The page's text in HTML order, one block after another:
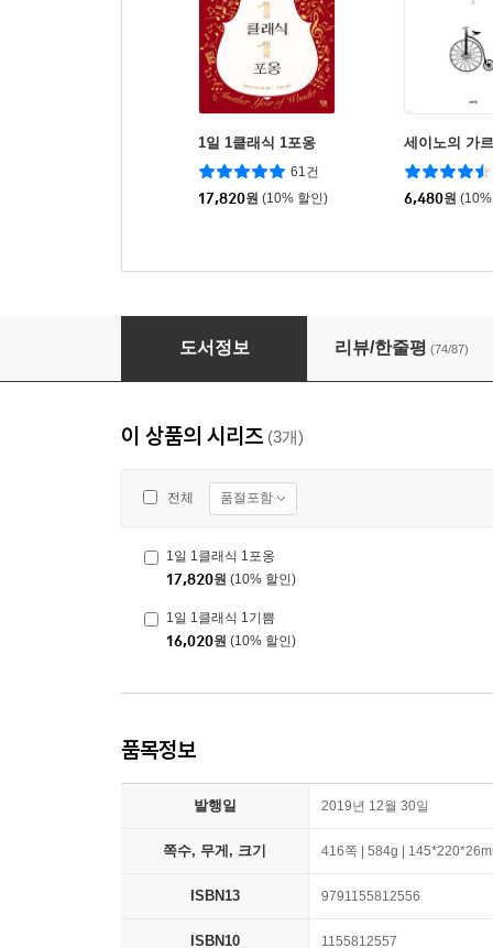
1일 1클래식 1포옹
61건
17,820원 (10% 할인)
세이노의 가
6,480원
1일 1클래식 1기쁨
도서정보 리뷰/한줄평 (74/87)
이 상품의 시리즈 (3개)
전체 품절포함
1일 1클래식 1포옹
17,820원 (10% 할인)
1일 1클래식 1기쁨
16,020원 (10% 할인)
품목정보
발행일 2019년 12월 30일
쪽수, 무게, 크기 416쪽 | 584g |
ISBN13 9791155812556
ISBN10 1155812557